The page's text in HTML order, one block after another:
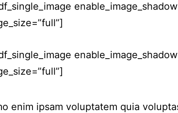
enim ipsam voluptatem quia